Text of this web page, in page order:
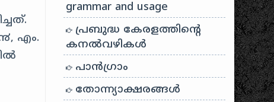
എം.
grammar and usage
പ്രബുദ്ധ കേരളത്തിന്റെ
കനൽവഴികൾ
പാന്‍ഗ്രാം
തോന്ന്യാക്ഷരങ്ങള്‍